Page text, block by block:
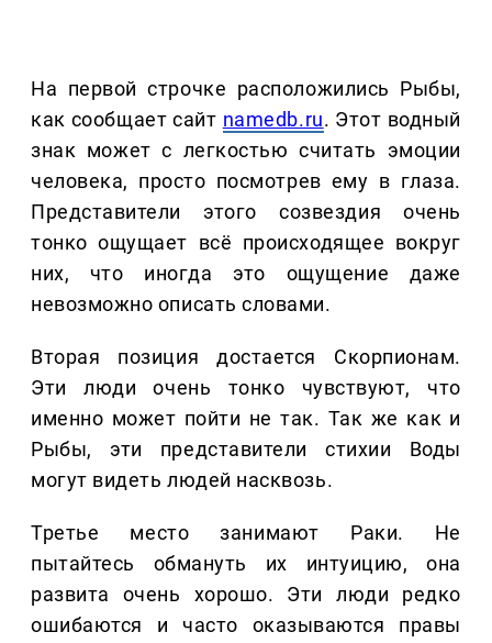
На первой строчке расположились Рыбы,
как сообщает сайт namedb.ru. Этот водный
знак может с легкостью считать эмоции
человека, просто посмотрев ему в глаза.
Представители этого созвездия очень
тонко ощущает всё происходящее вокруг
них, что иногда это ощущение даже
невозможно описать словами.
Вторая позиция достается Скорпионам.
Эти люди очень тонко чувствуют, что
именно может пойти не так. Так же как и
Рыбы, эти представители стихии Воды
могут видеть людей насквозь.
Третье место занимают Раки. Не
пытайтесь обмануть их интуицию, она
развита очень хорошо. Эти люди редко
ошибаются и часто оказываются правы